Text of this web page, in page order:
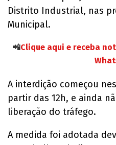
Distrito Industrial, nas
Municipal.
📲Clique aqui e receba
A interdição começou
partir das 12h, e ainda
liberação do tráfego.
A medida foi adotada